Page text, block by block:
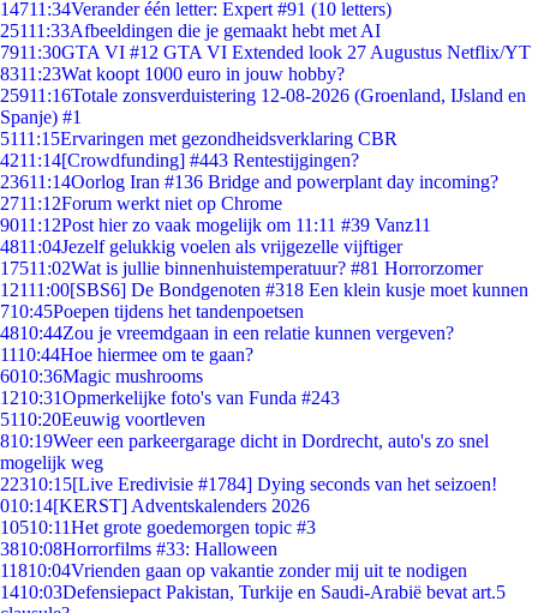
14711:34Verander één letter: Expert #91 (10 letters)
25111:33Afbeeldingen die je gemaakt hebt met AI
7911:30GTA VI #12 GTA VI Extended look 27 Augustus Netflix/YT
8311:23Wat koopt 1000 euro in jouw hobby?
25911:16Totale zonsverduistering 12-08-2026 (Groenland, IJsland en
Spanje) #1
5111:15Ervaringen met gezondheidsverklaring CBR
4211:14[Crowdfunding] #443 Rentestijgingen?
23611:14Oorlog Iran #136 Bridge and powerplant day incoming?
2711:12Forum werkt niet op Chrome
9011:12Post hier zo vaak mogelijk om 11:11 #39 Vanz11
4811:04Jezelf gelukkig voelen als vrijgezelle vijftiger
17511:02Wat is jullie binnenhuistemperatuur? #81 Horrorzomer
12111:00[SBS6] De Bondgenoten #318 Een klein kusje moet kunnen
710:45Poepen tijdens het tandenpoetsen
4810:44Zou je vreemdgaan in een relatie kunnen vergeven?
1110:44Hoe hiermee om te gaan?
6010:36Magic mushrooms
1210:31Opmerkelijke foto's van Funda #243
5110:20Eeuwig voortleven
810:19Weer een parkeergarage dicht in Dordrecht, auto's zo snel
mogelijk weg
22310:15[Live Eredivisie #1784] Dying seconds van het seizoen!
010:14[KERST] Adventskalenders 2026
10510:11Het grote goedemorgen topic #3
3810:08Horrorfilms #33: Halloween
11810:04Vrienden gaan op vakantie zonder mij uit te nodigen
1410:03Defensiepact Pakistan, Turkije en Saudi-Arabië bevat art.5